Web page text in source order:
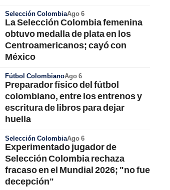
Selección ColombiaAgo 6
La Selección Colombia femenina
obtuvo medalla de plata en los
Centroamericanos; cayó con
México
Fútbol ColombianoAgo 6
Preparador físico del fútbol
colombiano, entre los entrenos y
escritura de libros para dejar
huella
Selección ColombiaAgo 6
Experimentado jugador de
Selección Colombia rechaza
fracaso en el Mundial 2026; "no fue
decepción"